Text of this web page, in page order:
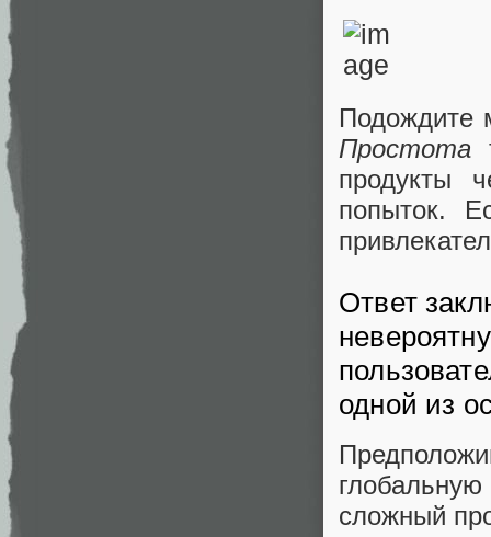
Подождите
Простота
продукты
попыток.
Ответ
одной из
сложный